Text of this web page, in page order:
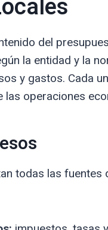
del
la entidad y la
y gastos. Cada
las operaciones
todas las fuentes